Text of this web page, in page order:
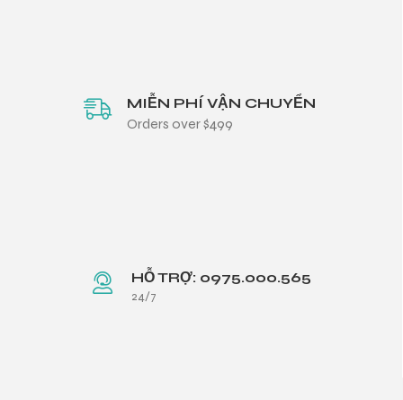
MIỄN PHÍ VẬN CHUYỂN
Orders over $499
HỖ TRỢ: 0975.000.565
24/7